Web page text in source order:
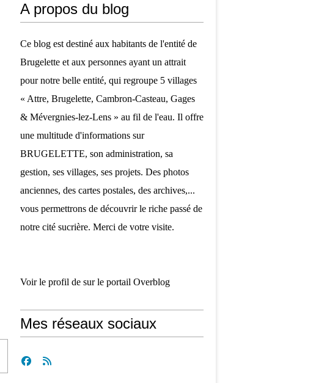
A propos du blog
Ce blog est destiné aux habitants de l'entité de
Brugelette et aux personnes ayant un attrait
pour notre belle entité, qui regroupe 5 villages
« Attre, Brugelette, Cambron-Casteau, Gages
& Mévergnies-lez-Lens » au fil de l'eau. Il offre
une multitude d'informations sur
BRUGELETTE, son administration, sa
gestion, ses villages, ses projets. Des photos
anciennes, des cartes postales, des archives,...
vous permettrons de découvrir le riche passé de
notre cité sucrière. Merci de votre visite.
Voir le profil de sur le portail Overblog
Mes réseaux sociaux